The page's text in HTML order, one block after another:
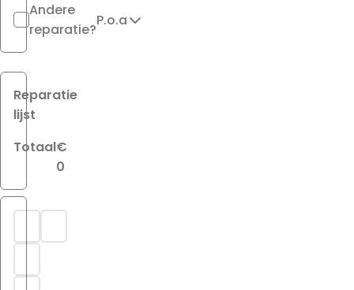
Andere
reparatie?
P.o.a
Reparatie
lijst
Totaal€
0